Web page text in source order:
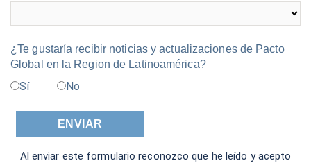
¿Te gustaría recibir noticias y actualizaciones de Pacto
Global en la Region de Latinoamérica?
Sí No
Al enviar este formulario reconozco que he leído y acepto